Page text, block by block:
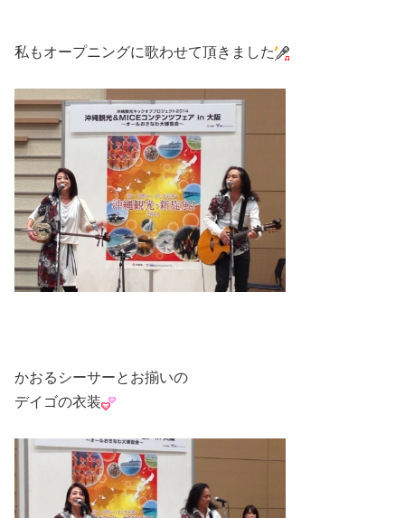
私もオープニングに歌わせて頂きました
かおるシーサーとお揃いの
デイゴの衣装